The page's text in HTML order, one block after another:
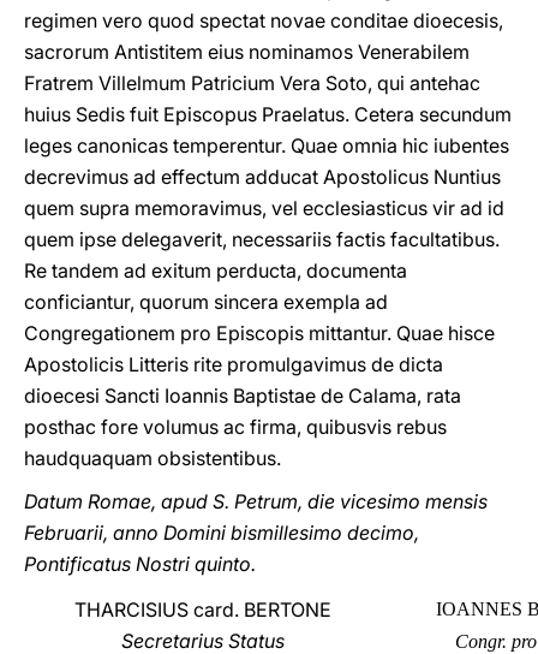
regimen vero quod spectat novae conditae dioecesis,
sacrorum Antistitem eius nominamos Venerabilem
Fratrem Villelmum Patricium Vera Soto, qui antehac
huius Sedis fuit Episcopus Praelatus. Cetera secundum
leges canonicas temperentur. Quae omnia hic iubentes
decrevimus ad effectum adducat Apostolicus Nuntius
quem supra memoravimus, vel ecclesiasticus vir ad id
quem ipse delegaverit, necessariis factis facultatibus.
Re tandem ad exitum perducta, documenta
conficiantur, quorum sincera exempla ad
Congregationem pro Episcopis mittantur. Quae hisce
Apostolicis Litteris rite promulgavimus de dicta
dioecesi Sancti Ioannis Baptistae de Calama, rata
posthac fore volumus ac firma, quibusvis rebus
haudquaquam obsistentibus.
Datum Romae, apud S. Petrum, die vicesimo mensis
Februarii, anno Domini bismillesimo decimo,
Pontificatus Nostri quinto.
THARCISIUS card. BERTONE
Secretarius Status
IOANNES
Congr.